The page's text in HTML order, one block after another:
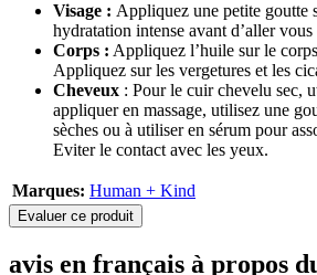
Visage : Appliquez une petite goutte
hydratation intense avant d’aller vous
Corps : Appliquez l’huile sur le
Appliquez sur les vergetures et les
Cheveux : Pour le cuir chevelu sec,
appliquer en massage, utilisez une
sèches ou à utiliser en sérum pour
Eviter le contact avec les yeux.
Marques: Human + Kind
Evaluer ce produit
avis en français à propos